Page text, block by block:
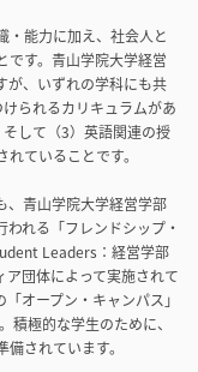
・能力に加え、社会人と
です。青山学院大学経営
が、いずれの学科にも共
られるカリキュラムがあ
して（3）英語関連の授
ていることです。
、青山学院大学経営学部
れる「フレンドシップ・
Leaders：経営学部
団体によって実施されて
オープン・キャンパス」
積極的な学生のために、
されています。